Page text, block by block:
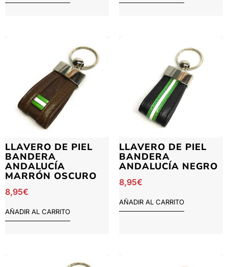
LLAVERO DE PIEL
BANDERA
ANDALUCÍA
MARRÓN OSCURO
8,95€
AÑADIR AL CARRITO
LLAVERO DE PIEL
BANDERA
ANDALUCÍA NEGRO
8,95€
AÑADIR AL CARRITO